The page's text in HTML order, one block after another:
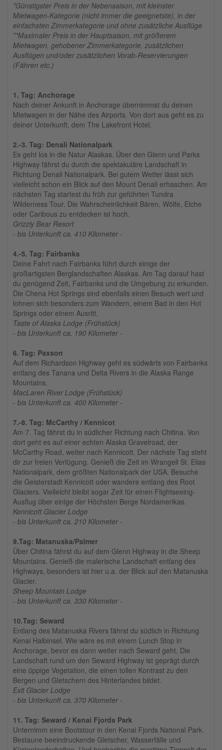
*Günstigster Preis in der Nebensaison, mit kleinster
Mietwagen-Kategorie (nicht immer die geeignetste), in der
einfachsten Zimmerkategorie und ohne zusätzliche Ausflüge
**Maximaler Preis in der Hauptsaison, mit größerem
Mietwagen, gehobener Zimmerkategorie, zusätzlichen
Ausflügen und/oder zusätzlichen Vorab-Reservierungen
(Fähren etc.)
1. Tag: Anchorage
Nach deiner Ankunft in Anchorage übernimmst du deinen
Mietwagen in der Nähe des Airports. Von dort aus geht es zu
deiner Unterkunft, dem The Lakefront Hotel.
2.-3. Tag: Denali Nationalpark
Es geht los in die Natur Alaskas. Über den Glenn und Parks
Highway fährst du durch die spektakuläre Landschaft in
Richtung Denali Nationalpark. Bei gutem Wetter lässt sich
vielleicht schon ein Blick auf den Mount Denali erhaschen. Am
nächsten Tag startest du früh zur geführten Tundra
Wilderness Tour. Die Wahrscheinlichkeit Bären, Wölfe, Elche
oder Caribous zu entdecken ist hoch.
Grizzly Bear Resort
- bis Unterkunft ca. 410 Kilometer -
4.-5. Tag: Fairbanks
Deine Fahrt nach Fairbanks führt durch einige der
großartigsten Berglandschaften Alaskas. Am Tag darauf hast
du genügend Zeit, Fairbanks und die Umgebung zu erkunden.
Die Chena Hot Springs sind ebenfalls einen Besuch wert und
lohnen sich besonders zum Wandern, einem Bad in den Hot
Springs oder einem Ausritt.
Taste of Alaska Lodge (Frühstück)
- bis Unterkunft ca. 190 Kilometer -
6. Tag: Paxson
Auf dem Richardson Highway geht es südwärts von Fairbanks
entlang des Tanana und Delta Rivers in die Alaska Range
Mountains.
MacLaren River Lodge (Frühstück)
- bis Unterkunft ca. 400 Kilometer -
7.-8. Tag: McCarthy / Kennicot
Am 7. Tag fährst du in südlicher Richtung nach Chitina. Von
dort geht es auf einer echten Alaska Gravelroad, der
McCarthy Road, weiter nach Kennicott. Der nächste Tag steht
dir zur freien Verfügung. Genieß die Zeit im Wrangell St. Elias
Nationalpark, dem größten Nationalpark der USA. Besuche
die Geisterstadt Kennicott oder wandere entlang des Root
Glaciers. Vielleicht bleibt sogar Zeit für einen Flightseeing-
Ausflug über einige der Höchsten Berge Nordamerikas.
Kennicott Glacier Lodge
- bis Unterkunft ca. 210 Kilometer -
9.Tag: Matanuska/Palmer
Über Chitina fährst du auf dem Glenn Highway in die Sheep
Mountains. Genieß die malerische Landschaft entlang des
Highways, besonders ist hier u.a. der Blick auf den Matanuska
Glacier.
Sheep Mountain Lodge
- bis Unterkunft ca. 330 Kilometer -
10.Tag: Seward
Entlang des Matanuska Rivers fährst du südlich in Richtung
Kenai Halbinsel. Wie wäre es mit einem Lunch Stop in
Anchorage, bevor es dann weiter nach Seward geht. Die
Landschaft rund um den Seward Highway ist geprägt durch
eine üppige Vegetation, die einen tollen Kontrast zu den
Bergen und Gletschern des Hinterlandes bildet.
Exit Glacier Lodge
- bis Unterkunft ca. 370 Kilometer -
11. Tag: Seward / Kenai Fjords Park
Unternimm eine Bootstour in den Kenai Fjords National Park.
Bestaune beeindruckende Gletscher, Wasserfälle und